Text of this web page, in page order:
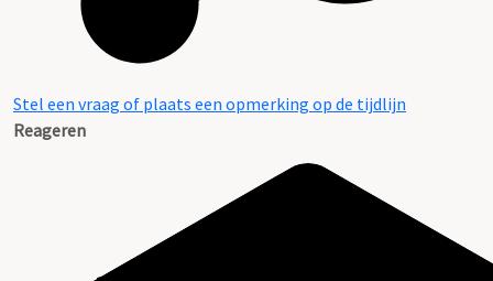
Stel een vraag of plaats een opmerking op de tijdlijn
Reageren